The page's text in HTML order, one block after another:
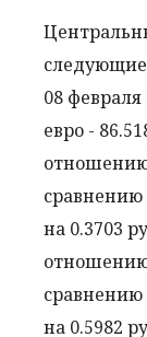
08
евро -
на 0.3703
на 0.5982